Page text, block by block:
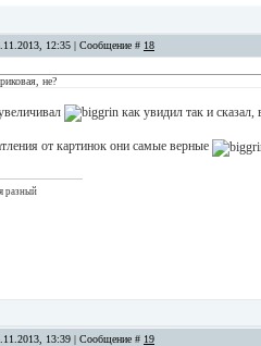
12:35 | Сообщение # 18
не?
как увидил так и
от картинок они самые верные
разный
13:39 | Сообщение # 19